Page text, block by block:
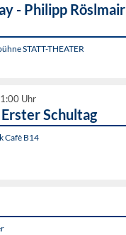
- Philipp Röslmair
STATT-THEATER
Uhr
Schultag
Cafè B14